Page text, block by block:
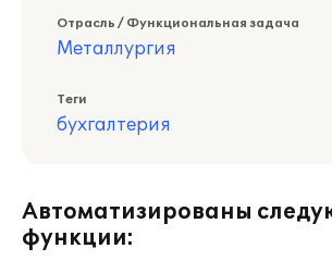
Отрасль / Функциональная задача
Металлургия
Теги
бухгалтерия
Автоматизированы
функции: